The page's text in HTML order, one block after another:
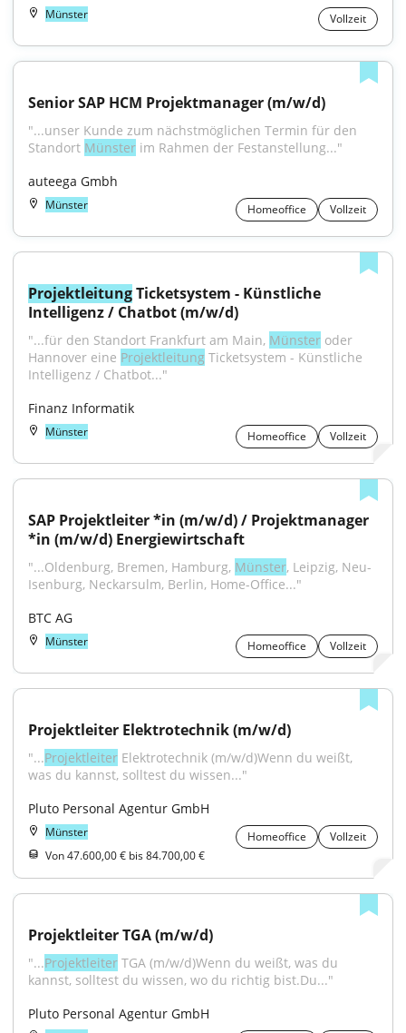
Münster Vollzeit
Senior SAP HCM Projektmanager (m/w/d)
"...unser Kunde zum nächstmöglichen Termin für den
Standort Münster im Rahmen der Festanstellung..."
auteega Gmbh
Münster Homeoffice Vollzeit
Projektleitung Ticketsystem - Künstliche
Intelligenz / Chatbot (m/w/d)
"...für den Standort Frankfurt am Main, Münster oder
Hannover eine Projektleitung Ticketsystem - Künstliche
Intelligenz / Chatbot..."
Finanz Informatik
Münster Homeoffice Vollzeit
SAP Projektleiter *in (m/w/d) / Projektmanager
*in (m/w/d) Energiewirtschaft
"...Oldenburg, Bremen, Hamburg, Münster, Leipzig, Neu-
Isenburg, Neckarsulm, Berlin, Home-Office..."
BTC AG
Münster Homeoffice Vollzeit
Projektleiter Elektrotechnik (m/w/d)
"...Projektleiter Elektrotechnik (m/w/d)Wenn du weißt,
was du kannst, solltest du wissen..."
Pluto Personal Agentur GmbH
Münster Homeoffice
Vollzeit
Von 47.600,00 € bis 84.700,00 €
Projektleiter TGA (m/w/d)
"...Projektleiter TGA (m/w/d)Wenn du weißt, was du
kannst, solltest du wissen, wo du richtig bist.Du..."
Pluto Personal Agentur GmbH